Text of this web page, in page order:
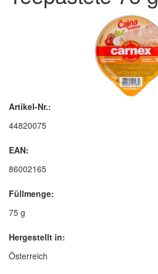
Artikel-Nr.:
44820075
EAN:
86002165
Füllmenge:
75 g
Hergestellt in:
Österreich